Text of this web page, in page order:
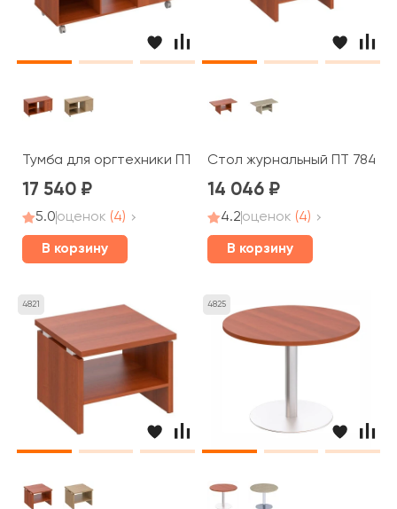
Тумба для оргтехники ПТ 262 Patriot
17 540
5.0оценок (4)
В корзину
Стол журнальный ПТ 784
14 046
4.2оценок (4)
В корзину
4821 4825